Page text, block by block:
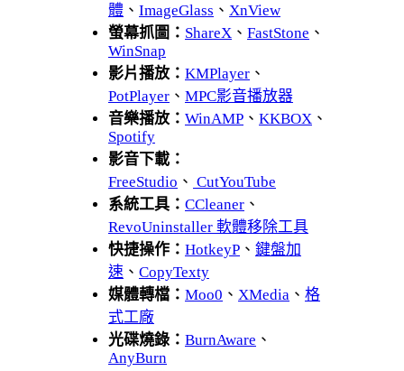
體 、 ImageGlass 、 XnView
螢幕抓圖： ShareX 、 FastStone 、
WinSnap
影片播放： KMPlayer 、
PotPlayer 、 MPC影音播放器
音樂播放： WinAMP 、 KKBOX 、
Spotify
影音下載：
FreeStudio 、 CutYouTube
系統工具： CCleaner 、
RevoUninstaller 軟體移除工具
快捷操作： HotkeyP 、 鍵盤加
速 、 CopyTexty
媒體轉檔： Moo0 、 XMedia 、 格
式工廠
光碟燒錄： BurnAware 、
AnyBurn